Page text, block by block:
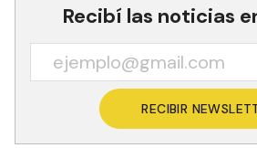
Recibí las noticias
RECIBIR